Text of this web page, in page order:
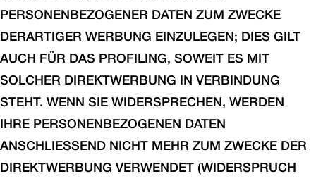
PERSONENBEZOGENER DATEN ZUM ZWECKE
DERARTIGER WERBUNG EINZULEGEN; DIES GILT
AUCH FÜR DAS PROFILING, SOWEIT ES MIT
SOLCHER DIREKTWERBUNG IN VERBINDUNG
STEHT. WENN SIE WIDERSPRECHEN, WERDEN
IHRE PERSONENBEZOGENEN DATEN
ANSCHLIESSEND NICHT MEHR ZUM ZWECKE DER
DIREKTWERBUNG VERWENDET (WIDERSPRUCH